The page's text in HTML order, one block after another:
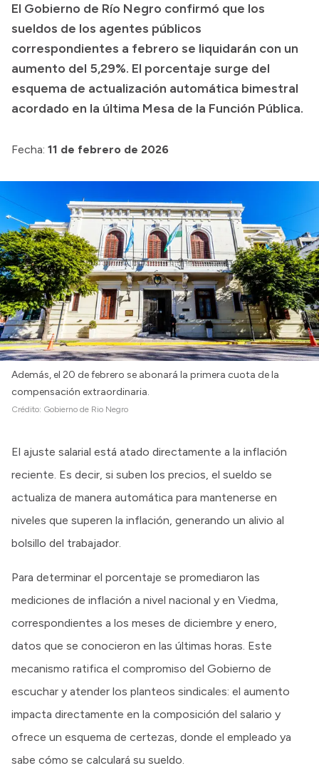
Boletín Oficial
Compras y licitaciones
Consulta de expedientes
Consulta de pago a proveedores
Convocatorias
El Gobierno de Río Negro confirmó que los
sueldos de los agentes públicos
correspondientes a febrero se liquidarán con un
aumento del 5,29%. El porcentaje surge del
esquema de actualización automática bimestral
acordado en la última Mesa de la Función Pública.
Fecha: 11 de febrero de 2026
Además, el 20 de febrero se abonará la primera cuota de la
compensación extraordinaria.
Crédito: Gobierno de Rio Negro
El ajuste salarial está atado directamente a la inflación
reciente. Es decir, si suben los precios, el sueldo se
actualiza de manera automática para mantenerse en
niveles que superen la inflación, generando un alivio al
bolsillo del trabajador.
Para determinar el porcentaje se promediaron las
mediciones de inflación a nivel nacional y en Viedma,
correspondientes a los meses de diciembre y enero,
datos que se conocieron en las últimas horas. Este
mecanismo ratifica el compromiso del Gobierno de
escuchar y atender los planteos sindicales: el aumento
impacta directamente en la composición del salario y
ofrece un esquema de certezas, donde el empleado ya
sabe cómo se calculará su sueldo.